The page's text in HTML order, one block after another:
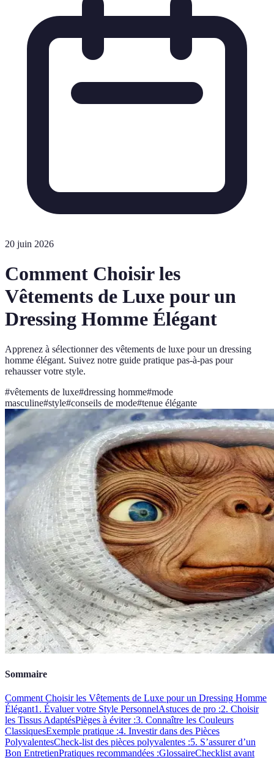
20 juin 2026
Comment Choisir les
Vêtements de Luxe pour un
Dressing Homme Élégant
Apprenez à sélectionner des vêtements de luxe pour un dressing
homme élégant. Suivez notre guide pratique pas-à-pas pour
rehausser votre style.
#vêtements de luxe#dressing homme#mode
masculine#style#conseils de mode#tenue élégante
Sommaire
Comment Choisir les Vêtements de Luxe pour un Dressing Homme
Élégant1. Évaluer votre Style PersonnelAstuces de pro :2. Choisir
les Tissus AdaptésPièges à éviter :3. Connaître les Couleurs
ClassiquesExemple pratique :4. Investir dans des Pièces
PolyvalentesCheck-list des pièces polyvalentes :5. S’assurer d’un
Bon EntretienPratiques recommandées :GlossaireChecklist avant